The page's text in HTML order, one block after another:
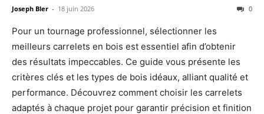
Joseph Bler - 18 juin 2026 0
Pour un tournage professionnel, sélectionner les
meilleurs carrelets en bois est essentiel afin d’obtenir
des résultats impeccables. Ce guide vous présente les
critères clés et les types de bois idéaux, alliant qualité et
performance. Découvrez comment choisir les carrelets
adaptés à chaque projet pour garantir précision et finition